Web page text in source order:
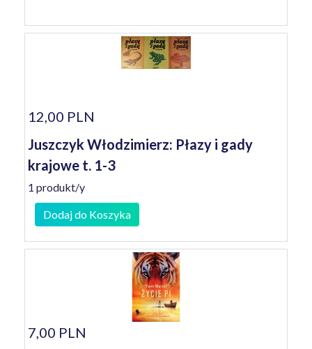
12,00 PLN
Juszczyk Włodzimierz: Płazy i gady
krajowe t. 1-3
1 produkt/y
Dodaj do Koszyka
7,00 PLN